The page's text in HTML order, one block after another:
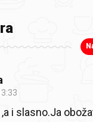
i slasno.Ja